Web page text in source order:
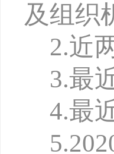
及组织
2.近
3.最
4.最
5.20